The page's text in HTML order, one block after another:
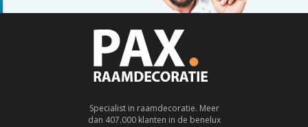
Specialist in raamdecoratie. Meer
dan 407.000 klanten in de benelux